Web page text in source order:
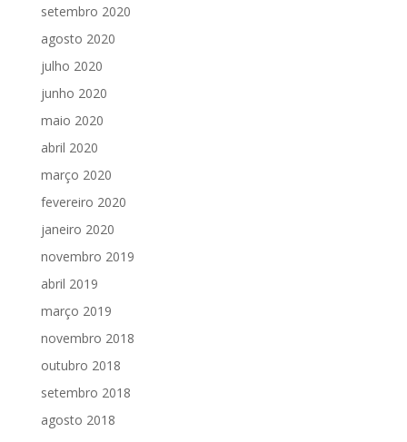
setembro 2020
agosto 2020
julho 2020
junho 2020
maio 2020
abril 2020
março 2020
fevereiro 2020
janeiro 2020
novembro 2019
abril 2019
março 2019
novembro 2018
outubro 2018
setembro 2018
agosto 2018